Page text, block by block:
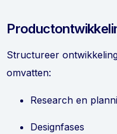
Structureer
omvatten:
Research en
Designfases